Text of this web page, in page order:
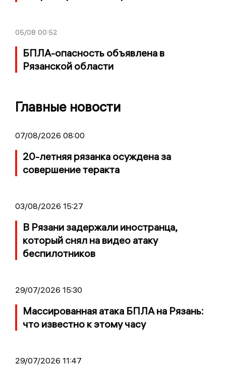
05/08 00:52
БПЛА-опасность объявлена в
Рязанской области
Главные новости
07/08/2026 08:00
20-летняя рязанка осуждена за
совершение теракта
03/08/2026 15:27
В Рязани задержали иностранца,
который снял на видео атаку
беспилотников
29/07/2026 15:30
Массированная атака БПЛА на Рязань:
что известно к этому часу
29/07/2026 11:47